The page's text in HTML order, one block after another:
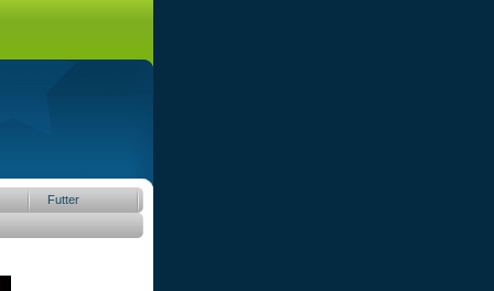
Futter